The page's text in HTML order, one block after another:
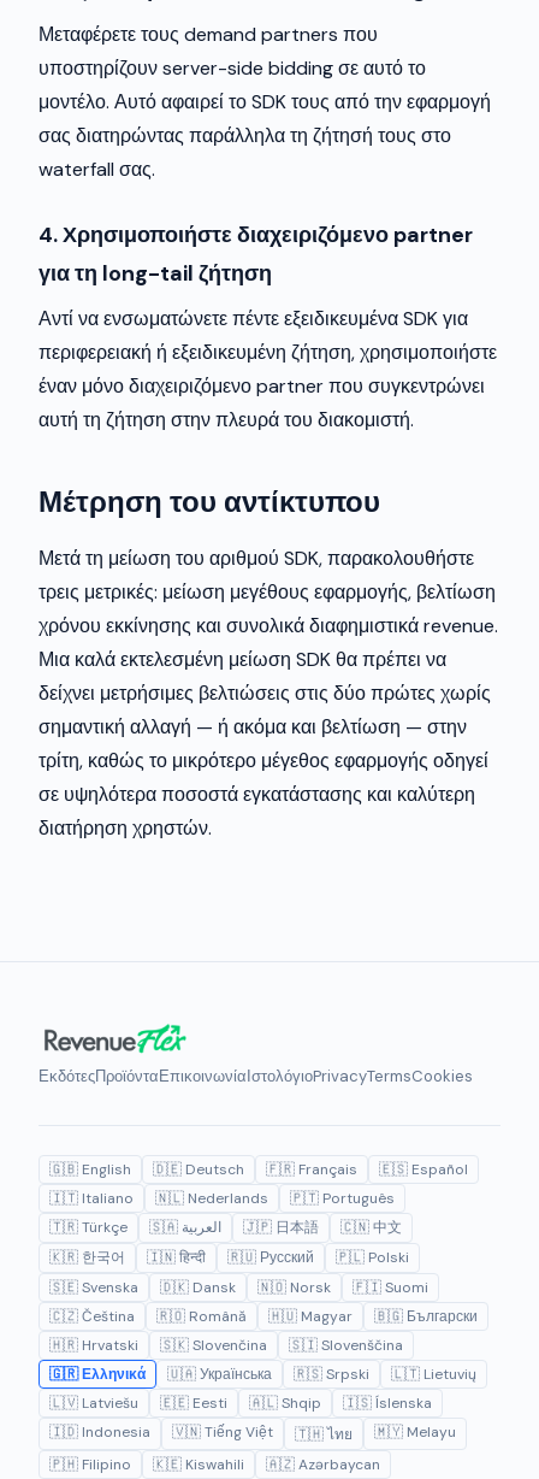
Μεταφέρετε τους demand partners που
υποστηρίζουν server-side bidding σε αυτό το
μοντέλο. Αυτό αφαιρεί το SDK τους από την εφαρμογή
σας διατηρώντας παράλληλα τη ζήτησή τους στο
waterfall σας.
4. Χρησιμοποιήστε διαχειριζόμενο partner
για τη long-tail ζήτηση
Αντί να ενσωματώνετε πέντε εξειδικευμένα SDK για
περιφερειακή ή εξειδικευμένη ζήτηση, χρησιμοποιήστε
έναν μόνο διαχειριζόμενο partner που συγκεντρώνει
αυτή τη ζήτηση στην πλευρά του διακομιστή.
Μέτρηση του αντίκτυπου
Μετά τη μείωση του αριθμού SDK, παρακολουθήστε
τρεις μετρικές: μείωση μεγέθους εφαρμογής, βελτίωση
χρόνου εκκίνησης και συνολικά διαφημιστικά revenue.
Μια καλά εκτελεσμένη μείωση SDK θα πρέπει να
δείχνει μετρήσιμες βελτιώσεις στις δύο πρώτες χωρίς
σημαντική αλλαγή — ή ακόμα και βελτίωση — στην
τρίτη, καθώς το μικρότερο μέγεθος εφαρμογής οδηγεί
σε υψηλότερα ποσοστά εγκατάστασης και καλύτερη
διατήρηση χρηστών.
ΕκδότεςΠροϊόνταΕπικοινωνίαΙστολόγιοPrivacyTermsCookies
🇬🇧 English 🇩🇪 Deutsch 🇫🇷 Français
🇪🇸 Español
🇮🇹 Italiano
🇳🇱 Nederlands
🇵🇹 Português
🇹🇷 Türkçe
🇸🇦 العربية 🇯🇵 日本語
🇨🇳 中文
🇰🇷 한국어
🇮🇳 हिन्दी 🇷🇺 Русский
🇵🇱 Polski
🇸🇪 Svenska
🇩🇰 Dansk 🇳🇴 Norsk
🇫🇮 Suomi
🇨🇿 Čeština
🇷🇴 Română 🇭🇺 Magyar
🇧🇬 Български
🇭🇷 Hrvatski
🇸🇰 Slovenčina
🇸🇮 Slovenščina
🇬🇷 Ελληνικά
🇺🇦 Українська 🇷🇸 Srpski
🇱🇹 Lietuvių
🇱🇻 Latviešu
🇪🇪 Eesti 🇦🇱 Shqip
🇮🇸 Íslenska
🇮🇩 Indonesia
🇻🇳 Tiếng Việt 🇹🇭 ไทย
🇲🇾 Melayu
🇵🇭 Filipino
🇰🇪 Kiswahili 🇦🇿 Azərbaycan